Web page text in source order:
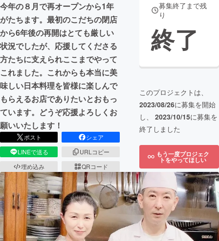
今年の８月で再オープンから1年
がたちます。最初のこだちの閉店
から6年後の再開はとても厳しい
状況でしたが、応援してくださる
方たちに支えられここまでやって
これました。これからも本当に美
味しい日本料理を皆様に楽しんで
もらえるお店でありたいとおもっ
ています。どうぞ応援よろしくお
願いいたします！
ポスト
シェア
LINEで送る
URLコピー
埋め込み
QRコード
募集終了まで残
り
終了
このプロジェクトは、
2023/08/26に募集を開始
し、 2023/10/15に募集を
終了しました
もう一度プロジェク
トをやってほしい